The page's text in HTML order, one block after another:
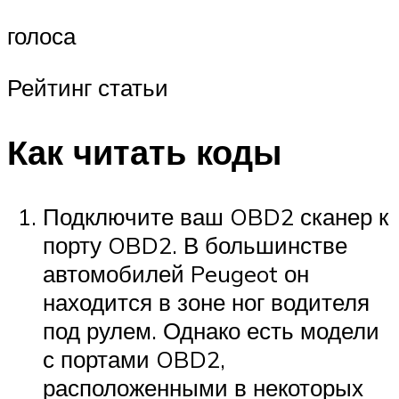
голоса
Рейтинг статьи
Как читать коды
Подключите ваш OBD2 сканер к
порту OBD2. В большинстве
автомобилей Peugeot он
находится в зоне ног водителя
под рулем. Однако есть модели
с портами OBD2,
расположенными в некоторых